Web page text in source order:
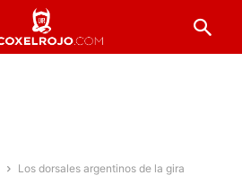
Los dorsales argentinos de la gira